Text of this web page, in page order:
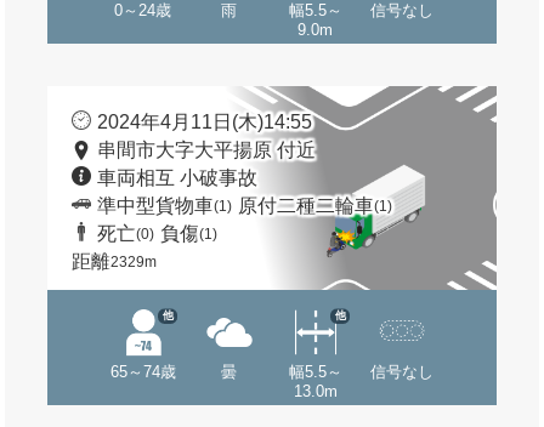
0～24歳 雨
幅5.5～
9.0m
信号なし
2024年4月11日(木)14:55
串間市大字大平揚原 付近
車両相互 小破事故
準中型貨物車(1) 原付二種二輪車(1)
死亡(0) 負傷(1)
距離2329m
65～74歳
他
曇
幅5.5～
13.0m
他
信号なし